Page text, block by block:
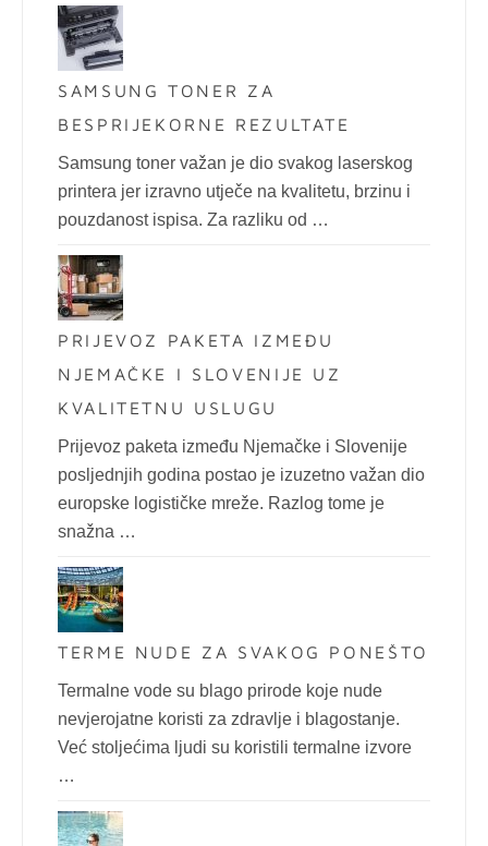
SAMSUNG TONER ZA
BESPRIJEKORNE REZULTATE
Samsung toner važan je dio svakog laserskog
printera jer izravno utječe na kvalitetu, brzinu i
pouzdanost ispisa. Za razliku od …
PRIJEVOZ PAKETA IZMEĐU
NJEMAČKE I SLOVENIJE UZ
KVALITETNU USLUGU
Prijevoz paketa između Njemačke i Slovenije
posljednjih godina postao je izuzetno važan dio
europske logističke mreže. Razlog tome je
snažna …
TERME NUDE ZA SVAKOG PONEŠTO
Termalne vode su blago prirode koje nude
nevjerojatne koristi za zdravlje i blagostanje.
Već stoljećima ljudi su koristili termalne izvore
…